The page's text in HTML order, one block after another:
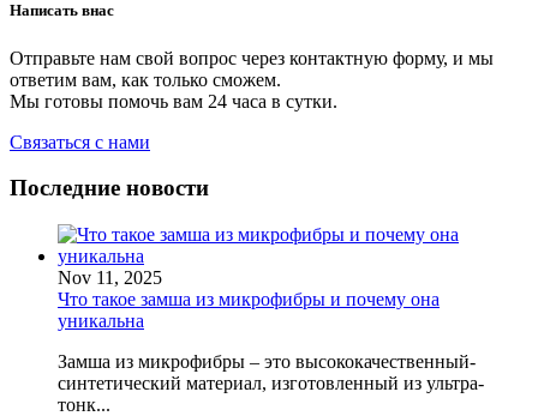
Написать внас
Отправьте нам свой вопрос через контактную форму, и мы
ответим вам, как только сможем.
Мы готовы помочь вам 24 часа в сутки.
Связаться с нами
Последние новости
Nov 11, 2025
Что такое замша из микрофибры и почему она
уникальна
Замша из микрофибры – это высококачественный-
синтетический материал, изготовленный из ультра-
тонк...